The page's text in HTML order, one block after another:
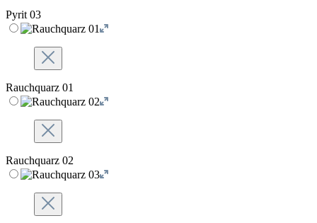
Pyrit 03
Rauchquarz 01
Rauchquarz 02